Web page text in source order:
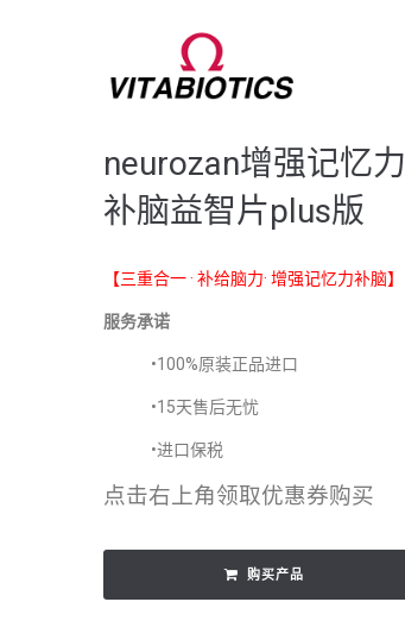
neurozan增强记忆力
补脑益智片plus版
【三重合一 · 补给脑力· 增强记忆力补脑】
服务承诺
•100%原装正品进口
•15天售后无忧
•进口保税
点击右上角领取优惠券购买
购买产品